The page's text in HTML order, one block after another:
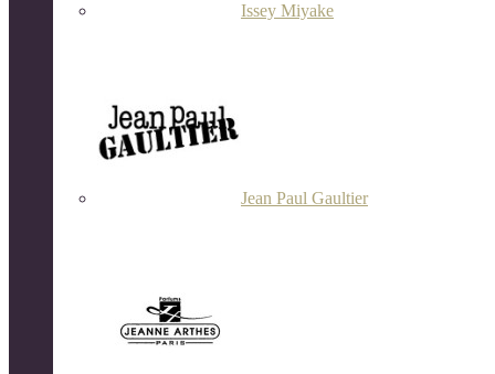
Issey Miyake
Jean Paul Gaultier